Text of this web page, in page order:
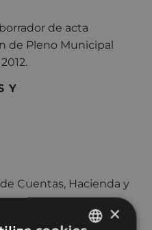
de acta
de Pleno Municipal
Y
Cuentas, Hacienda y
×